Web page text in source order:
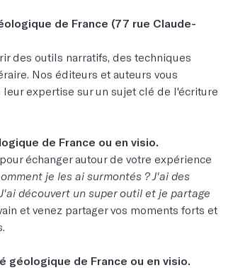
de France (77 rue Claude-
des outils narratifs, des techniques
Nos éditeurs et auteurs vous
expertise sur un sujet clé de l'écriture
de France ou en visio.
échanger autour de votre expérience
je les ai surmontés ? J'ai des
découvert un super outil et je partage
et venez partager vos moments forts et
géologique de France ou en visio.